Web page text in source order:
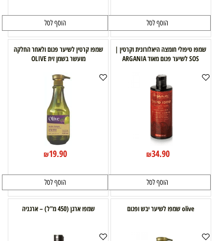
הוסף לסל הוסף לסל
שמפו טיפולי חומצה היאלורונית וקרטין |
SOS לשיער פגום מאוד ARGANIA
₪34.90
הוסף לסל
שמפו קרטין לשיער פגום ולאחר החלקה
מועשר בשמן זית OLIVE
₪19.90
הוסף לסל
olive שמפו לשיער יבש ופגום שמפו ארגן (450 מ"ל) – ארגניה